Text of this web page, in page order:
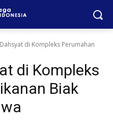
di Kompleks Perumahan
di Kompleks
Biak